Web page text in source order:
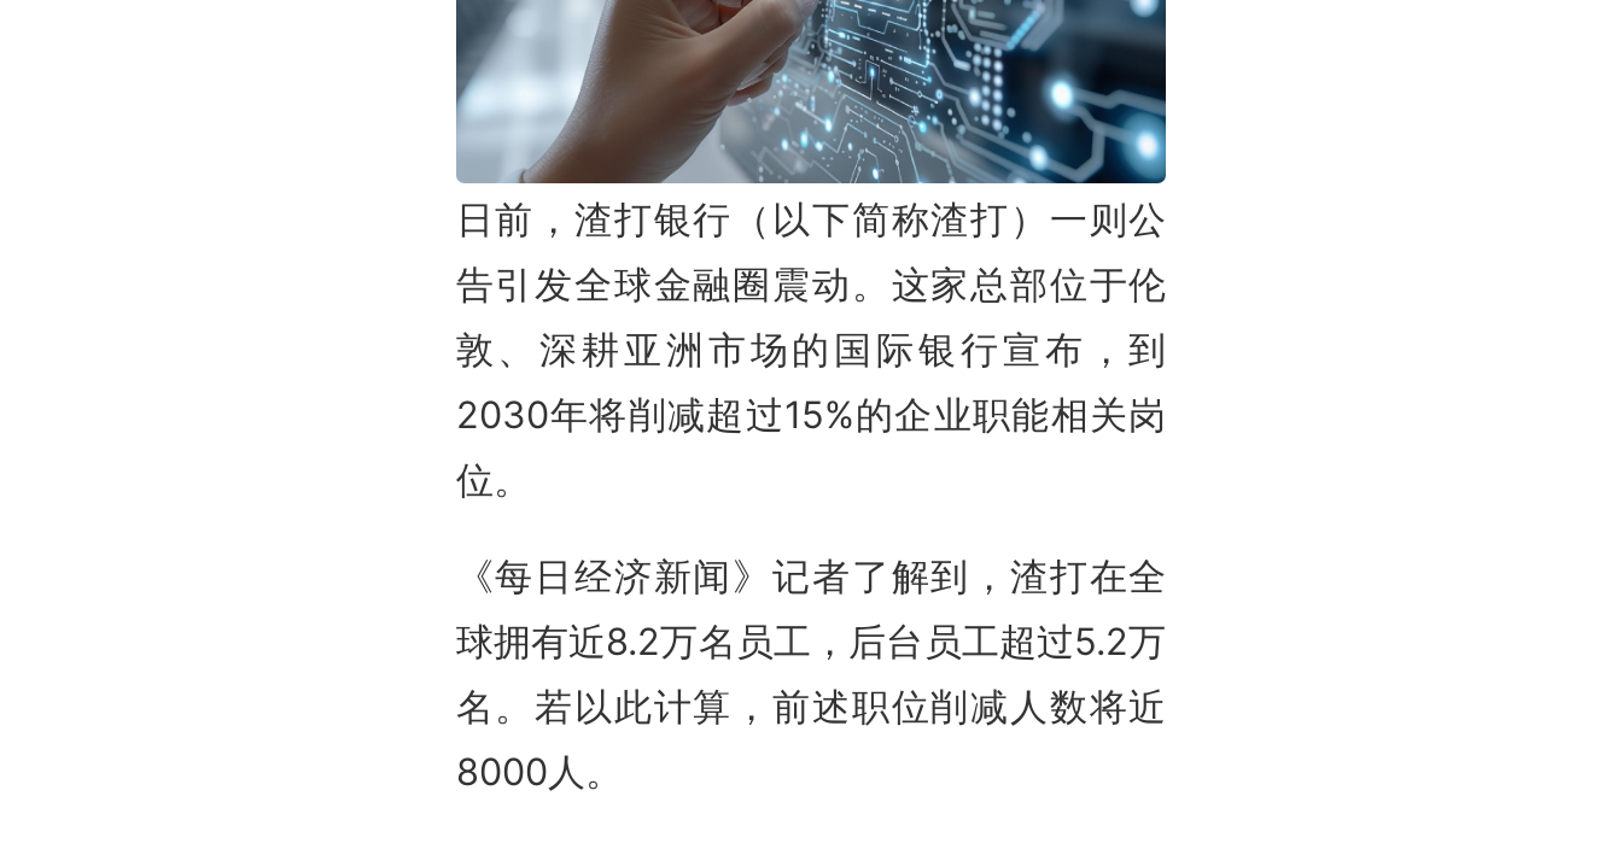
日前，渣打银行（以下简称渣打）一则公
告引发全球金融圈震动。这家总部位于伦
敦、深耕亚洲市场的国际银行宣布，到
2030年将削减超过15%的企业职能相关岗
位。
《每日经济新闻》记者了解到，渣打在全
球拥有近8.2万名员工，后台员工超过5.2万
名。若以此计算，前述职位削减人数将近
8000人。